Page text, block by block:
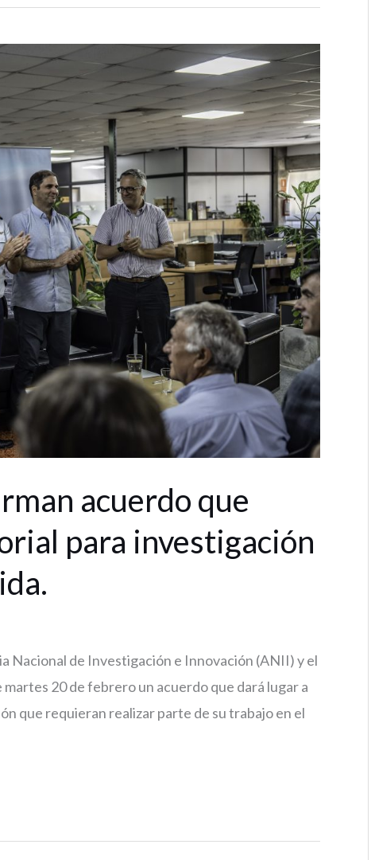
acuerdo que
para investigación
Nacional de Investigación e Innovación (ANII) y el
20 de febrero un acuerdo que dará lugar a
que requieran realizar parte de su trabajo en el